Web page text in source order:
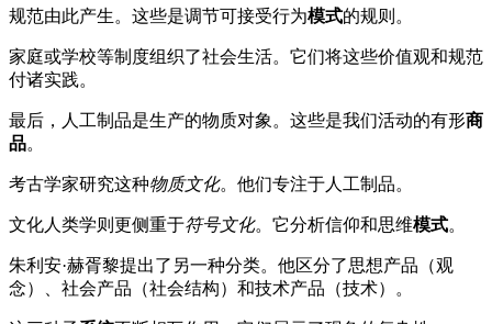
规范由此产生。这些是调节可接受行为模式的规则。
家庭或学校等制度组织了社会生活。它们将这些价值观和规范
付诸实践。
最后，人工制品是生产的物质对象。这些是我们活动的有形商
品。
考古学家研究这种物质文化。他们专注于人工制品。
文化人类学则更侧重于符号文化。它分析信仰和思维模式。
朱利安·赫胥黎提出了另一种分类。他区分了思想产品（观
念）、社会产品（社会结构）和技术产品（技术）。